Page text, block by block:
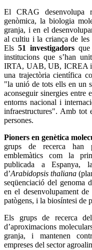
El CRAG desenvolupa
genòmica, la biologia
granja, i en el
al cultiu i la criança de les
Els51 investigadors
institucions que s’han
IRTA, UAB, UB, ICREA i
una trajectòria científica
"la unió de tots ells en un
aconseguir sinergies entre
entorns nacional i
infraestructures". Amb tot
persones.
Pioners en genètica
grups de recerca han
emblemàtics com la
publicada a Espanya,
d’Arabidopsis thaliana
seqüenciació del genoma
en el desenvolupament
patògens, i la biosíntesi de
Els grups de recerca
d’aproximacions
granja, i mantenen
empreses del sector